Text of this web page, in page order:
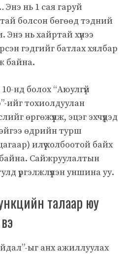
.Энэ нь 1 сая гаруй
болсон бөгөөд тэдний
Энэ нь хайртай хүнээ
гэдгийг батлах хялбар
байна.
нд болох “Аюулгүй
ийг тохиолдуулан
өргөжүүлж, эцэг эхчүүдэд
өдрийн турш
илүү холбоотой байх
Сайжруулалтын
үргэлжлүүлэн уншина уу.
талаар юу
ыг анх ажиллуулах